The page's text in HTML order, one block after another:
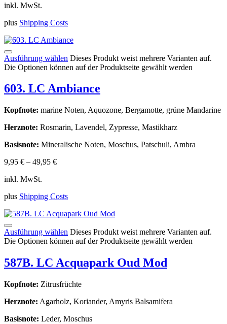
inkl. MwSt.
plus Shipping Costs
Ausführung wählen Dieses Produkt weist mehrere Varianten auf.
Die Optionen können auf der Produktseite gewählt werden
603. LC Ambiance
Kopfnote: marine Noten, Aquozone, Bergamotte, grüne Mandarine
Herznote: Rosmarin, Lavendel, Zypresse, Mastikharz
Basisnote: Mineralische Noten, Moschus, Patschuli, Ambra
9,95 € – 49,95 €
inkl. MwSt.
plus Shipping Costs
Ausführung wählen Dieses Produkt weist mehrere Varianten auf.
Die Optionen können auf der Produktseite gewählt werden
587B. LC Acquapark Oud Mod
Kopfnote: Zitrusfrüchte
Herznote: Agarholz, Koriander, Amyris Balsamifera
Basisnote: Leder, Moschus